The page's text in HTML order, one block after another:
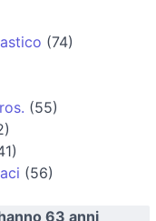
(74)
(55)
(56)
63 anni